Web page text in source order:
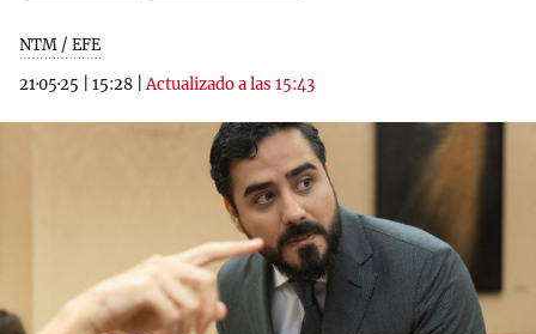
NTM / EFE
21·05·25
15:28 |Actualizado a las 15:43